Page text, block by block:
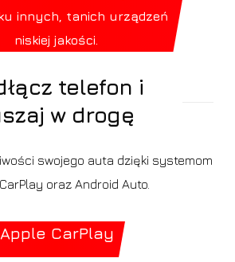
innych, tanich urządzeń
niskiej jakości.
telefon i
w drogę
swojego auta dzięki systemom
oraz Android Auto.
Apple CarPlay